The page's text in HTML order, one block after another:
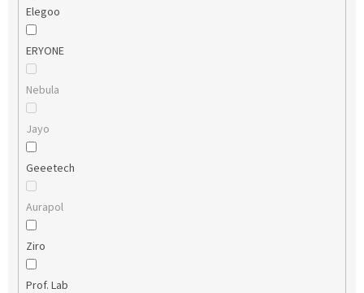
Elegoo
ERYONE
Nebula
Jayo
Geeetech
Aurapol
Ziro
Prof. Lab